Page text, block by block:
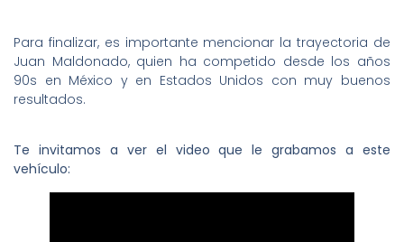
Para finalizar, es importante mencionar la trayectoria de
Juan Maldonado, quien ha competido desde los años
90s en México y en Estados Unidos con muy buenos
resultados.
Te invitamos a ver el video que le grabamos a este
vehículo: